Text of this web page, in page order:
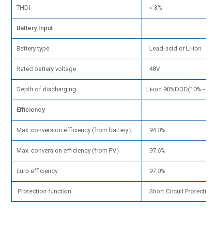
THDi ＜3%
Battery Input
Battery type Lead-acid or Li-ion
Rated battery voltage 48V
Depth of discharging Li-ion
Efficiency
Max. conversion efficiency (from battery） 94.0%
Max. conversion efficiency (from PV） 97.6%
Euro efficiency 97.0%
Protection function Short Circuit